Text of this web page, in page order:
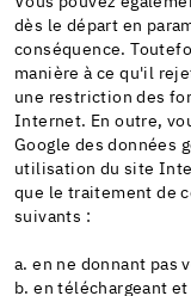
dès le départ en
conséquence.
manière à ce qu'il
une restriction des
Internet. En outre,
Google des données
utilisation du site
que le traitement de
suivants :
a. en ne donnant pas
b. en téléchargeant